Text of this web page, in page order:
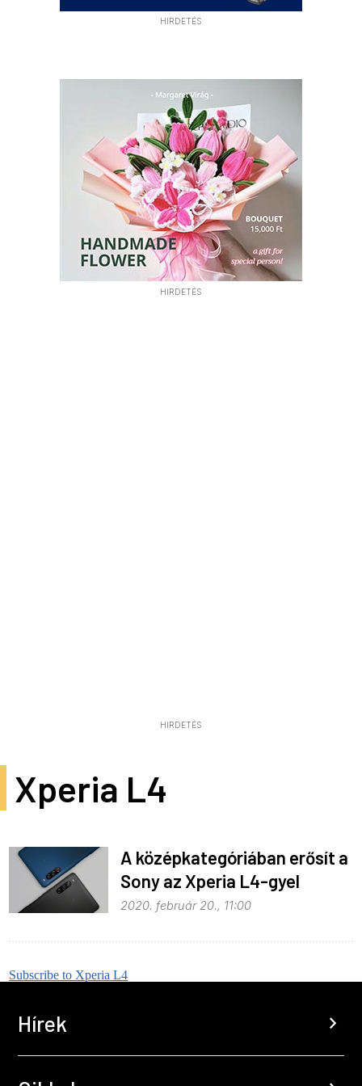
HIRDETÉS
HIRDETÉS
HIRDETÉS
Xperia L4
A középkategóriában erősít a
Sony az Xperia L4-gyel
2020. február 20., 11:00
Subscribe to Xperia L4
Hírek chevron_right